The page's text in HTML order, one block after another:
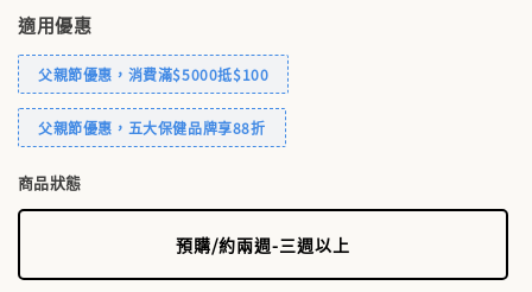
適用優惠
父親節優惠，消費滿$5000抵$100
父親節優惠，五大保健品牌享88折
商品狀態
預購/約兩週-三週以上